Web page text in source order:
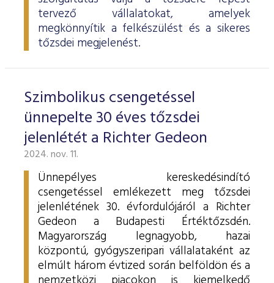
tervező vállalatokat, amelyek
megkönnyítik a felkészülést és a sikeres
tőzsdei megjelenést.
Szimbolikus csengetéssel
ünnepelte 30 éves tőzsdei
jelenlétét a Richter Gedeon
2024. nov. 11.
Ünnepélyes kereskedésindító
csengetéssel emlékezett meg tőzsdei
jelenlétének 30. évfordulójáról a Richter
Gedeon a Budapesti Értéktőzsdén.
Magyarország legnagyobb, hazai
központú, gyógyszeripari vállalataként az
elmúlt három évtized során belföldön és a